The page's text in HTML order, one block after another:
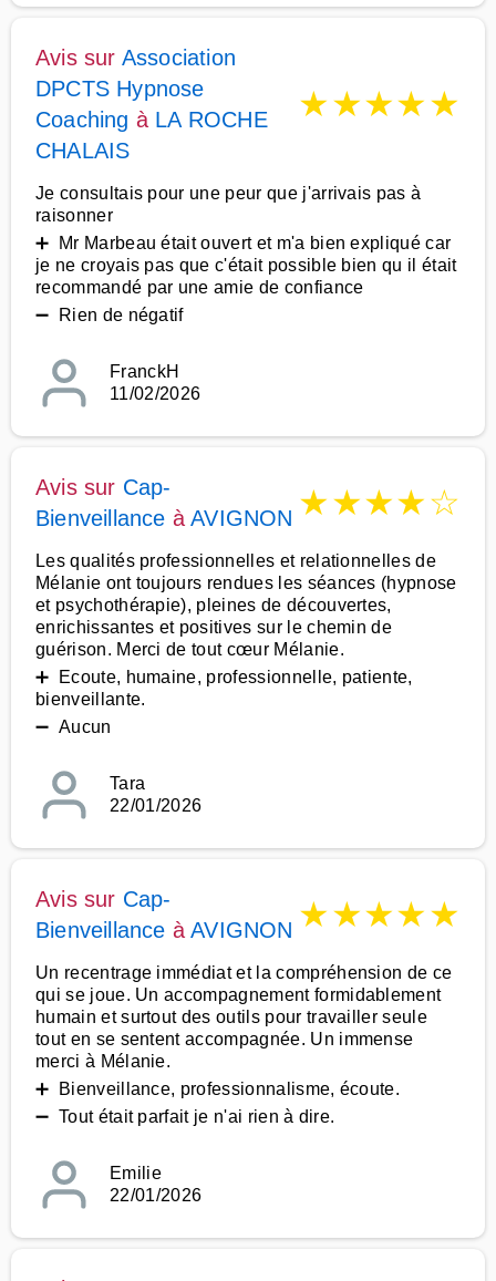
Avis sur Association
DPCTS Hypnose
Coaching à LA ROCHE
CHALAIS
★★★★★
Je consultais pour une peur que j'arrivais pas à
raisonner
➕ Mr Marbeau était ouvert et m'a bien expliqué car
je ne croyais pas que c'était possible bien qu il était
recommandé par une amie de confiance
➖ Rien de négatif
FranckH
11/02/2026
Avis sur Cap-
Bienveillance àAVIGNON ★★★★☆
Les qualités professionnelles et relationnelles de
Mélanie ont toujours rendues les séances (hypnose
et psychothérapie), pleines de découvertes,
enrichissantes et positives sur le chemin de
guérison. Merci de tout cœur Mélanie.
➕ Ecoute, humaine, professionnelle, patiente,
bienveillante.
➖ Aucun
Tara
22/01/2026
Avis sur Cap-
Bienveillance àAVIGNON ★★★★★
Un recentrage immédiat et la compréhension de ce
qui se joue. Un accompagnement formidablement
humain et surtout des outils pour travailler seule
tout en se sentent accompagnée. Un immense
merci à Mélanie.
➕ Bienveillance, professionnalisme, écoute.
➖ Tout était parfait je n'ai rien à dire.
Emilie
22/01/2026